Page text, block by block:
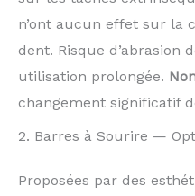
n’ont aucun effet sur la
dent. Risque d’abrasion
utilisation prolongée.
changement significatif
2. Barres à Sourire —
Proposées par des